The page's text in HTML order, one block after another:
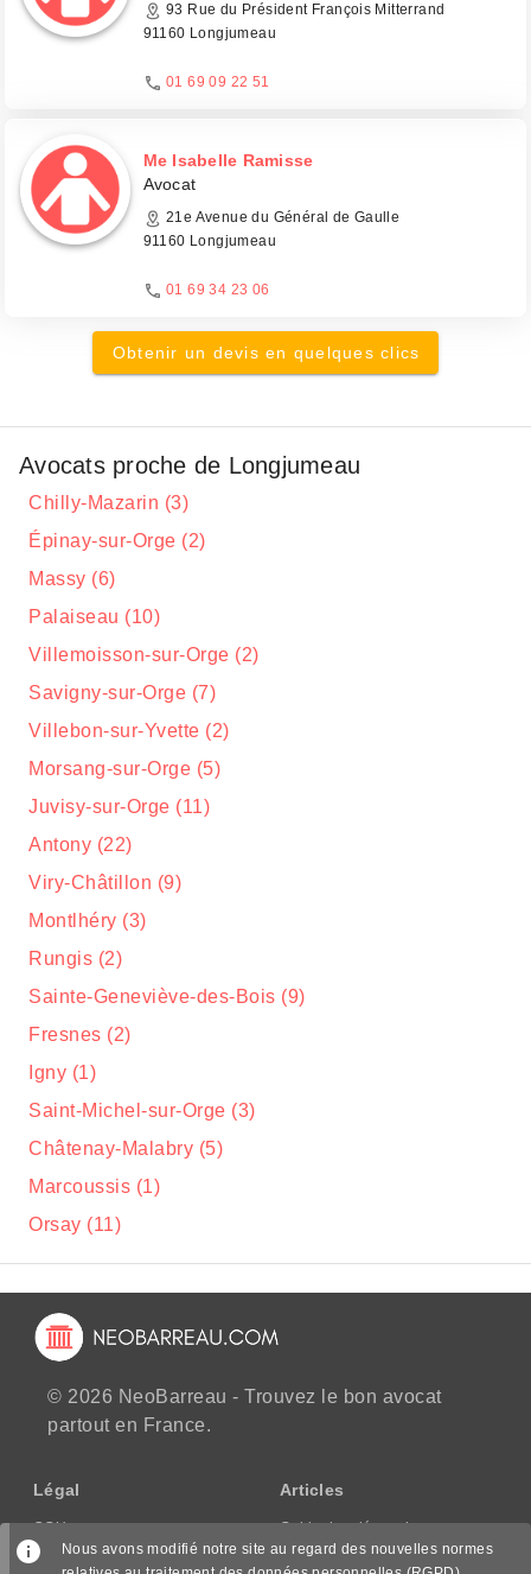
93 Rue du Président François Mitterrand
91160 Longjumeau
01 69 09 22 51
Me Isabelle Ramisse
Avocat
21e Avenue du Général de Gaulle
91160 Longjumeau
01 69 34 23 06
Obtenir un devis en quelques clics
Avocats proche de Longjumeau
Chilly-Mazarin (3)
Épinay-sur-Orge (2)
Massy (6)
Palaiseau (10)
Villemoisson-sur-Orge (2)
Savigny-sur-Orge (7)
Villebon-sur-Yvette (2)
Morsang-sur-Orge (5)
Juvisy-sur-Orge (11)
Antony (22)
Viry-Châtillon (9)
Montlhéry (3)
Rungis (2)
Sainte-Geneviève-des-Bois (9)
Fresnes (2)
Igny (1)
Saint-Michel-sur-Orge (3)
Châtenay-Malabry (5)
Marcoussis (1)
Orsay (11)
© 2026 NeoBarreau - Trouvez le bon avocat
partout en France.
Légal
CGU
CGV/CPPS
Articles
Guide des démarches
Nous avons modifié notre site au regard des nouvelles normes